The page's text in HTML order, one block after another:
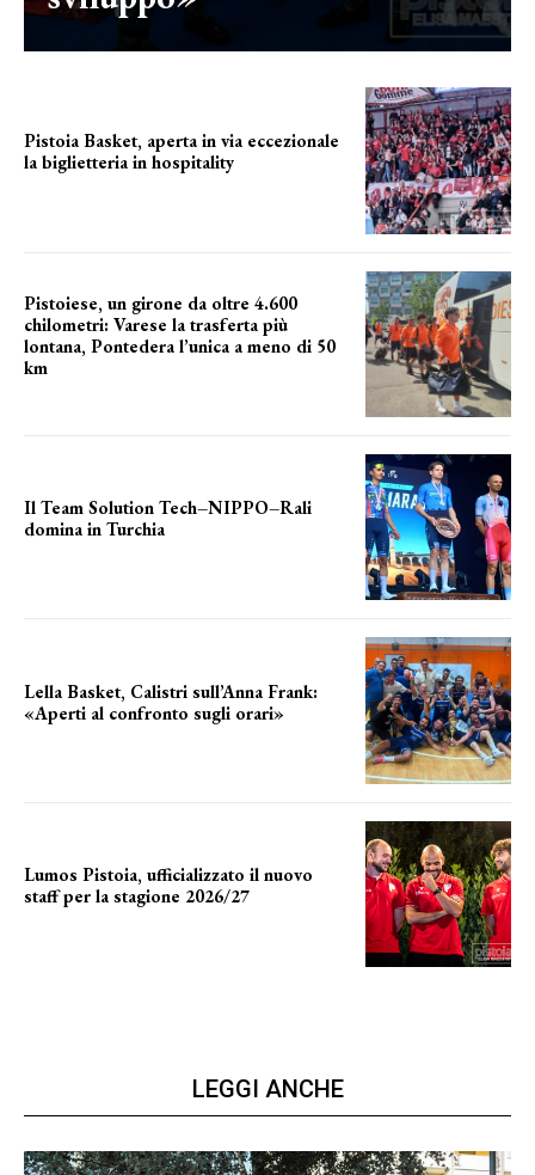
Pistoia Basket, aperta in via eccezionale
la biglietteria in hospitality
Pistoiese, un girone da oltre 4.600
chilometri: Varese la trasferta più
lontana, Pontedera l’unica a meno di 50
km
Il Team Solution Tech–NIPPO–Rali
domina in Turchia
Lella Basket, Calistri sull’Anna Frank:
«Aperti al confronto sugli orari»
Lumos Pistoia, ufficializzato il nuovo
staff per la stagione 2026/27
LEGGI ANCHE